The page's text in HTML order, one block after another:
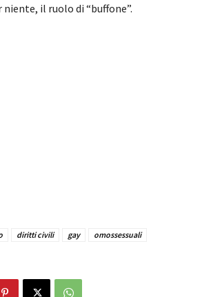
il ruolo di “buffone”.
diritti civili gay
omossessuali